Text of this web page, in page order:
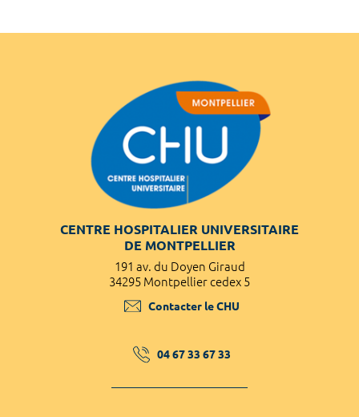
CENTRE HOSPITALIER UNIVERSITAIRE
DE MONTPELLIER
191 av. du Doyen Giraud
34295 Montpellier cedex 5
Contacter le CHU
04 67 33 67 33